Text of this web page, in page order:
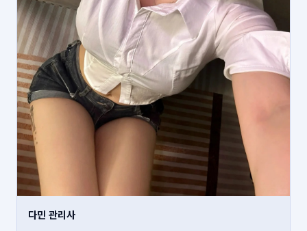
다민 관리사